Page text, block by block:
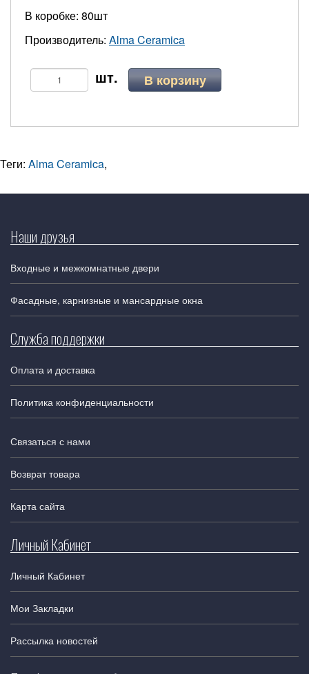
В коробке: 80шт
Производитель: Alma Ceramica
В корзину
Теги: Alma Ceramica,
Наши друзья
Входные и межкомнатные двери
Фасадные, карнизные и мансардные окна
Служба поддержки
Оплата и доставка
Политика конфиденциальности
Связаться с нами
Возврат товара
Карта сайта
Личный Кабинет
Личный Кабинет
Мои Закладки
Рассылка новостей